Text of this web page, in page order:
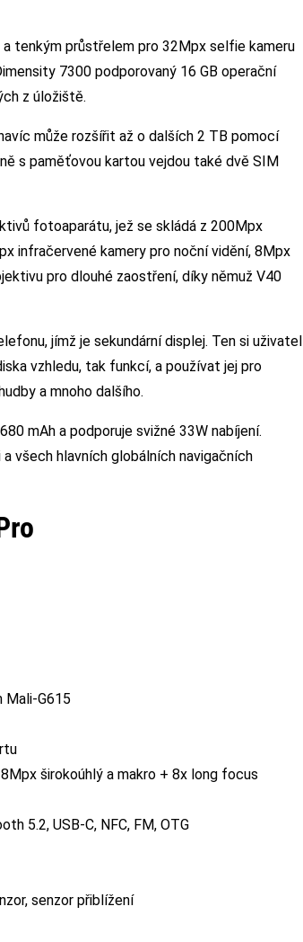
tenkým průstřelem pro 32Mpx selfie kameru
7300 podporovaný 16 GB operační
z úložiště.
může rozšířit až o dalších 2 TB pomocí
s paměťovou kartou vejdou také dvě SIM
fotoaparátu, jež se skládá z 200Mpx
infračervené kamery pro noční vidění, 8Mpx
pro dlouhé zaostření, díky němuž V40
jímž je sekundární displej. Ten si uživatel
vzhledu, tak funkcí, a používat jej pro
a mnoho dalšího.
mAh a podporuje svižné 33W nabíjení.
všech hlavních globálních navigačních
Mali-G615
širokoúhlý a makro + 8x long focus
5.2, USB-C, NFC, FM, OTG
senzor přiblížení